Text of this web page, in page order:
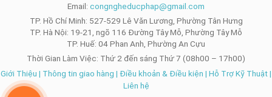
Email: congngheducphap@gmail.com
TP. Hồ Chí Minh: 527-529 Lê Văn Lương, Phường Tân Hưng
TP. Hà Nội: 19-21, ngõ 116 Đường Tây Mỗ, Phường Tây Mỗ
TP. Huế: 04 Phan Anh, Phường An Cựu
Thời Gian Làm Việc: Thứ 2 đến sáng Thứ 7 (08h00 – 17h00)
Giới Thiệu | Thông tin giao hàng | Điều khoản & Điều kiện | Hỗ Trợ Kỹ Thuật|
Liên hệ